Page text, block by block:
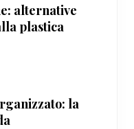
alternative
plastica
la